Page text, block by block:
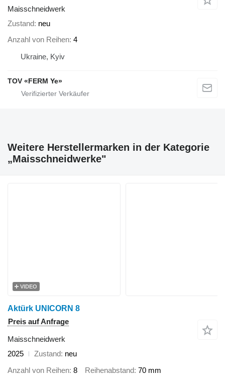
Maisschneidwerk
Zustand neu
Anzahl von Reihen 4
Ukraine, Kyiv
TOV «FERM Ye»
Weitere Herstellermarken in der Kategorie
„Maisschneidwerke"
VIDEO
Aktürk UNICORN 8
Preis auf Anfrage
Maisschneidwerk
2025
Zustand neu
Anzahl von Reihen 8 Reihenabstand 70 mm